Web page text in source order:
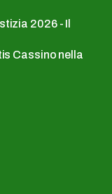
2026 - Il
Cassino nella